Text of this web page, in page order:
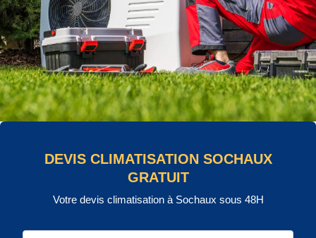
DEVIS CLIMATISATION SOCHAUX
GRATUIT
Votre devis climatisation à Sochaux sous 48H